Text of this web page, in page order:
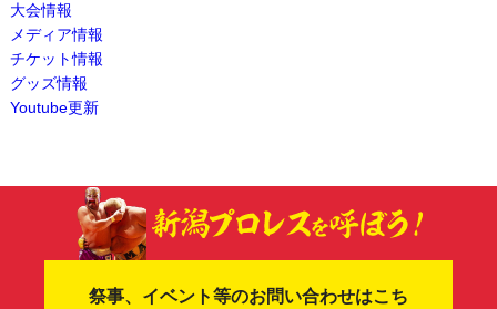
大会情報
メディア情報
チケット情報
グッズ情報
Youtube更新
祭事、イベント等のお問い合わせはこち